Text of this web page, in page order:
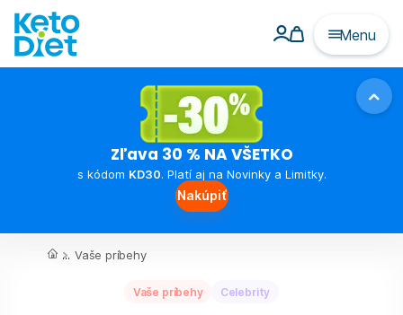
Menu
Zľava 30 % NA VŠETKO
s kódom KD30. Platí aj na Novinky a Limitky.
Nakúpiť
... Vaše príbehy
Vaše príbehy Celebrity